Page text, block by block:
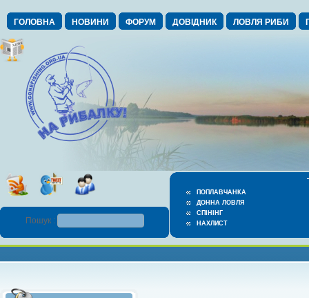
ГОЛОВНА НОВИНИ ФОРУМ ДОВІДНИК ЛОВЛЯ РИБИ
ПОПЛАВЧАНКА
ДОННА ЛОВЛЯ
СПІНІНГ
НАХЛИСТ
Пошук :